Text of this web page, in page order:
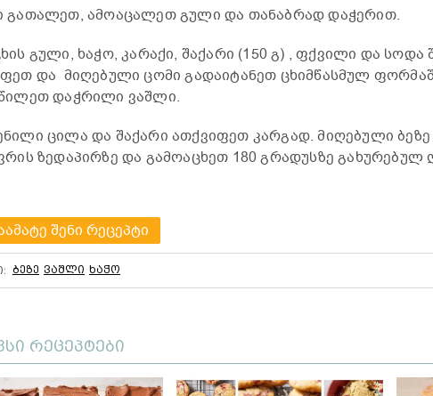
გათალეთ, ამოაცალეთ გული და თანაბრად დაჭერით.
გული, ხაჭო, კარაქი, შაქარი (150 გ) , ფქვილი და სოდა
და მიღებული ცომი გადაიტანეთ ცხიმწასმულ
დაჭრილი ვაშლი.
ცილა და შაქარი ათქვიფეთ კარგად. მიღებული
ზედაპირზე და გამოაცხეთ 180 გრადუსზე გახურებულ
შენი რეცეპტი
ბეზე ვაშლი ხაჭო
რეცეპტები